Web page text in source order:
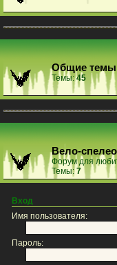
Общие темы
Темы:45
Вело-
Форум для
Темы:7
Вход
Имя пользователя:
Пароль: